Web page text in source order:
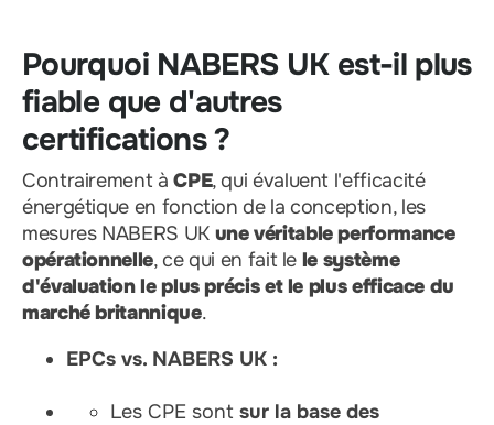
Pourquoi NABERS UK est-il plus
fiable que d'autres
certifications ?
Contrairement àCPE, qui évaluent l'efficacité
énergétique en fonction de la conception, les
mesures NABERS UK une véritable performance
opérationnelle, ce qui en fait le le système
d'évaluation le plus précis et le plus efficace du
marché britannique.
EPCs vs. NABERS UK :
Les CPE sont sur la base des